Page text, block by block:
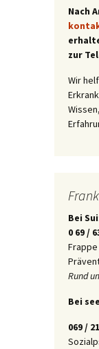
Nach
zur
Wir
Bei
0 69 /
Rund
Bei
069 /